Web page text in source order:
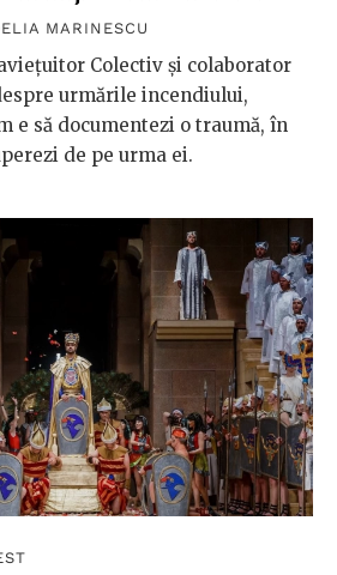
MARINESCU
Colectiv și colaborator
urmările incendiului,
e să documentezi o traumă, în
de pe urma ei.